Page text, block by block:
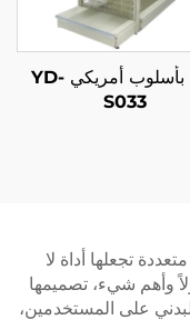
رف بأسلوب أمريكي YD-
S033
تجعلها أداة لا
وأهم شيء، تصميمها
على المستخدمين،